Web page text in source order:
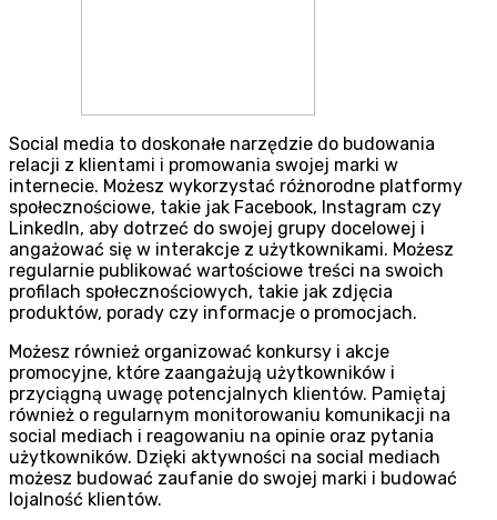
Social media to doskonałe narzędzie do budowania
relacji z klientami i promowania swojej marki w
internecie. Możesz wykorzystać różnorodne platformy
społecznościowe, takie jak Facebook, Instagram czy
LinkedIn, aby dotrzeć do swojej grupy docelowej i
angażować się w interakcje z użytkownikami. Możesz
regularnie publikować wartościowe treści na swoich
profilach społecznościowych, takie jak zdjęcia
produktów, porady czy informacje o promocjach.
Możesz również organizować konkursy i akcje
promocyjne, które zaangażują użytkowników i
przyciągną uwagę potencjalnych klientów. Pamiętaj
również o regularnym monitorowaniu komunikacji na
social mediach i reagowaniu na opinie oraz pytania
użytkowników. Dzięki aktywności na social mediach
możesz budować zaufanie do swojej marki i budować
lojalność klientów.